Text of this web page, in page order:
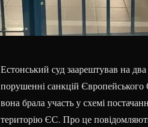
Естонський суд заарештував на
порушенні санкцій Європейського
вона брала участь у схемі
територію ЄС. Про це